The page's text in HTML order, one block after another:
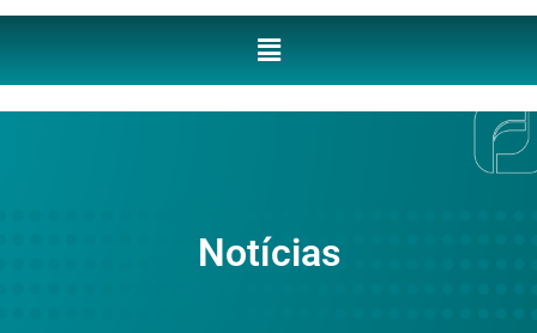
Notícias